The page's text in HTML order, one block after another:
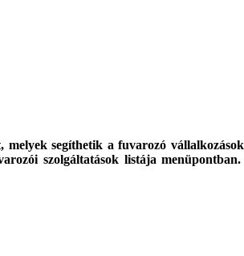
segíthetik a fuvarozó
szolgáltatások listája